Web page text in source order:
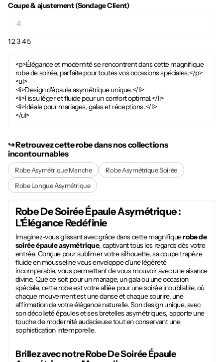
Coupe & ajustement (Sondage Client)
12345
<p>Élégance et modernité se rencontrent dans cette magnifique
robe de soirée, parfaite pour toutes vos occasions spéciales.</p>
<ul>
<li>Design d'épaule asymétrique unique.</li>
<li>Tissu léger et fluide pour un confort optimal.</li>
<li>Idéale pour mariages, galas et réceptions.</li>
</ul>
↪︎ Retrouvez cette robe dans nos collections
incontournables
Robe Asymétrique Manche
Robe Asymétrique Soirée
Robe Longue Asymétrique
Robe De Soirée Épaule Asymétrique:
L'Élégance Redéfinie
Imaginez-vous glissant avec grâce dans cette magnifiquerobe de
soirée épaule asymétrique, captivant tous les regards dès votre
entrée. Conçue pour sublimer votre silhouette, sa coupe trapèze
fluide en mousseline vous enveloppe d'une légèreté
incomparable, vous permettant de vous mouvoir avec une aisance
divine. Que ce soit pour un mariage, un gala ou une occasion
spéciale, cette robe est votre alliée pour une soirée inoubliable, où
chaque mouvement est une danse et chaque sourire, une
affirmation de votre élégance naturelle. Son design unique, avec
son décolleté épaules et ses bretelles asymétriques, apporte une
touche de modernité audacieuse tout en conservant une
sophistication intemporelle.
Brillez avec notreRobe De Soirée Épaule